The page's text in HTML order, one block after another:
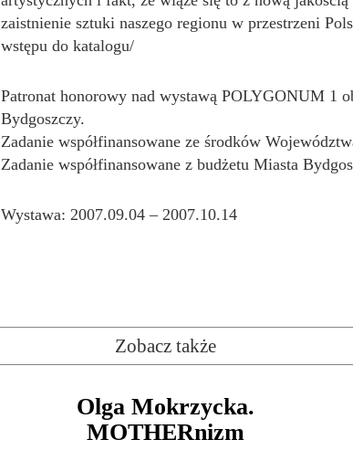
zaistnienie sztuki naszego regionu w przestrzeni
wstępu do katalogu/
Patronat honorowy nad wystawą POLYGONUM 1
Bydgoszczy.
Zadanie współfinansowane ze środków
Zadanie współfinansowane z budżetu Miasta
Wystawa: 2007.09.04 – 2007.10.14
Zobacz także
Olga Mokrzycka.
MOTHERnizm